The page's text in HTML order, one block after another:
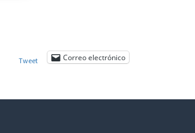
Tweet Correo electrónico